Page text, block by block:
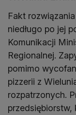
Fakt
niedługo po jej
Komunikacji
Regionalnej.
pomimo
pizzerii z
rozpatrzonych.
przedsiębiorstw,